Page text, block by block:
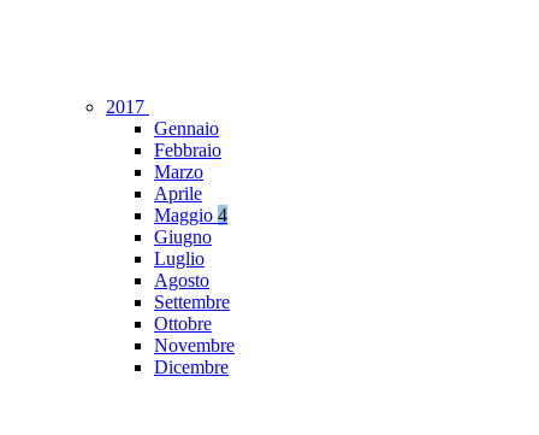
2017
Gennaio
Febbraio
Marzo
Aprile
Maggio 4
Giugno
Luglio
Agosto
Settembre
Ottobre
Novembre
Dicembre